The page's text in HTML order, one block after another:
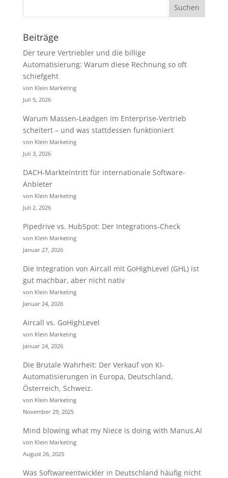
Beiträge
Der teure Vertriebler und die billige
Automatisierung: Warum diese Rechnung so oft
schiefgeht
von Klein Marketing
Juli 5, 2026
Warum Massen-Leadgen im Enterprise-Vertrieb
scheitert – und was stattdessen funktioniert
von Klein Marketing
Juli 3, 2026
DACH-Markteintritt für internationale Software-
Anbieter
von Klein Marketing
Juli 2, 2026
Pipedrive vs. HubSpot: Der Integrations-Check
von Klein Marketing
Januar 27, 2026
Die Integration von Aircall mit GoHighLevel (GHL) ist
gut machbar, aber nicht nativ
von Klein Marketing
Januar 24, 2026
Aircall vs. GoHighLevel
von Klein Marketing
Januar 24, 2026
Die Brutale Wahrheit: Der Verkauf von KI-
Automatisierungen in Europa, Deutschland,
Österreich, Schweiz.
von Klein Marketing
November 29, 2025
Mind blowing what my Niece is doing with Manus.AI
von Klein Marketing
August 26, 2025
Was Softwareentwickler in Deutschland häufig nicht